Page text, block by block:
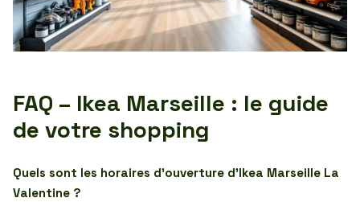
FAQ – Ikea Marseille : le guide
de votre shopping
Quels sont les horaires d’ouverture d’Ikea Marseille La
Valentine ?